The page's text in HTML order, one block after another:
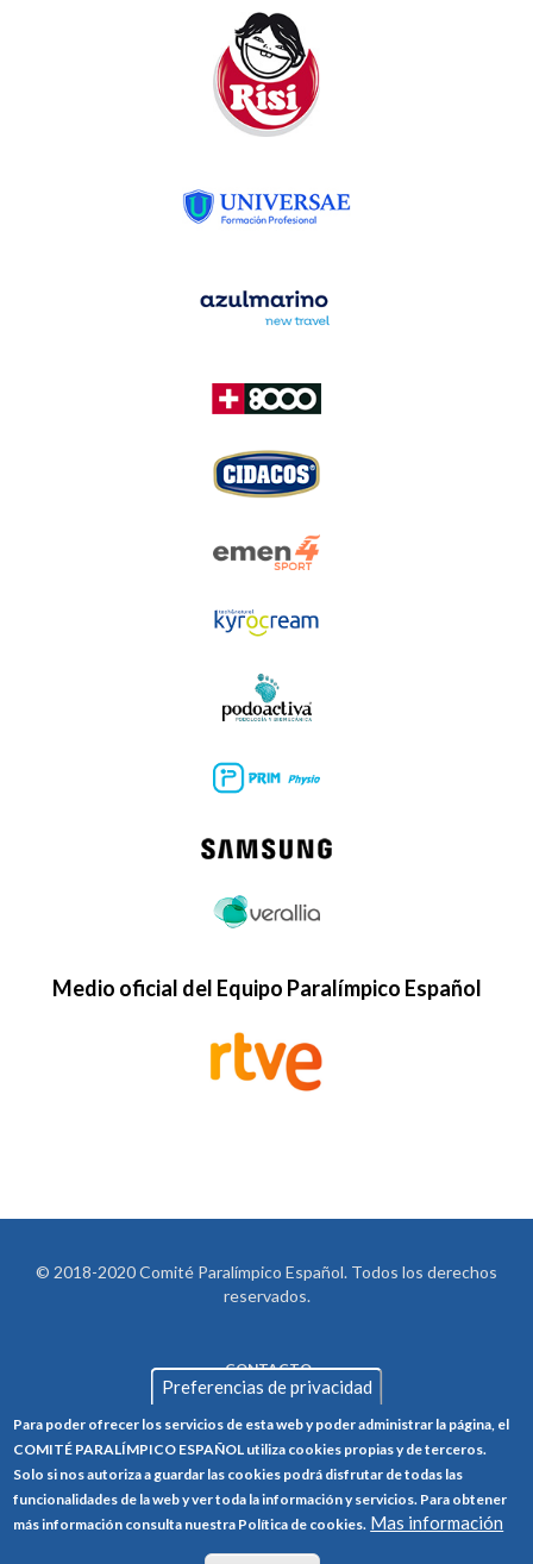
Medio oficial del Equipo Paralímpico Español
© 2018-2020 Comité Paralímpico Español. Todos los derechos
reservados.
FOOTER
CONTACTO
POLÍTICA DE PRIVACIDAD
POLÍTICA DE COOKIES
CANAL ÉTICO
TRABAJA CON NOSOTROS
Preferencias de privacidad
Para poder ofrecer los servicios de esta web y poder administrar la página, el
COMITÉ PARALÍMPICO ESPAÑOL utiliza cookies propias y de terceros.
Solo si nos autoriza a guardar las cookies podrá disfrutar de todas las
funcionalidades de la web y ver toda la información y servicios. Para obtener
más información consulta nuestra Política de cookies. Mas información